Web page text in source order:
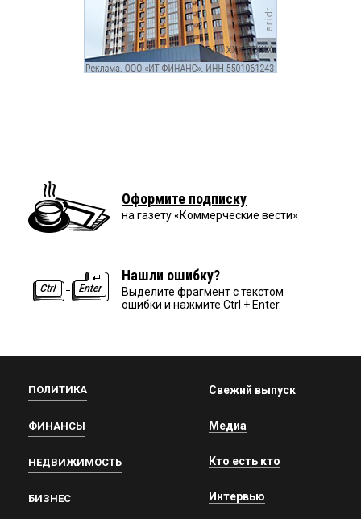
Оформите подписку
на газету «Коммерческие вести»
Нашли ошибку?
Выделите фрагмент с текстом
ошибки и нажмите Ctrl + Enter.
ПОЛИТИКА
ФИНАНСЫ
НЕДВИЖИМОСТЬ
БИЗНЕС
Свежий выпуск
Медиа
Кто есть кто
Интервью